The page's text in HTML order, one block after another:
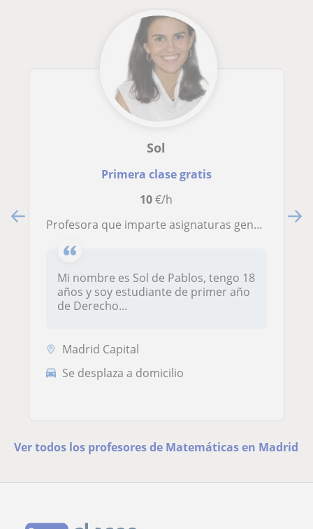
Sol
Primera clase gratis
10€/h
Profesora que imparte asignaturas generales para todas las edades
Mi nombre es Sol de Pablos, tengo 18
años y soy estudiante de primer año
de Derecho...
Madrid Capital
Se desplaza a domicilio
Ver todos los profesores de Matemáticas en Madrid